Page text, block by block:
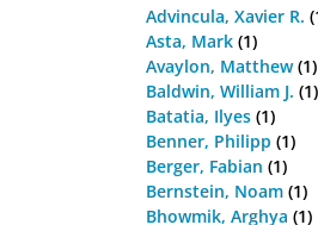
Advincula, Xavier R.
Asta, Mark (1)
Avaylon, Matthew(1)
Baldwin, William J. (1)
Batatia, Ilyes (1)
Benner, Philipp (1)
Berger, Fabian (1)
Bernstein, Noam (1)
Bhowmik, Arghya (1)